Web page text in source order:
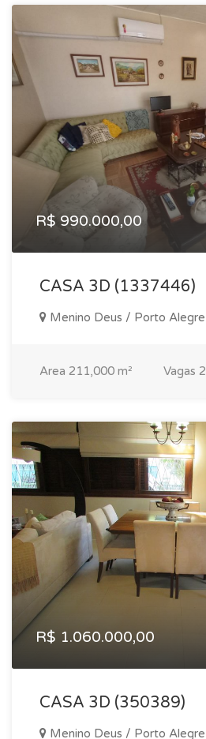
R$ 990.000,00
CASA 3D (1337446)
Menino Deus / Porto Alegre
Area 211,000 m² Vagas 2
R$ 1.060.000,00
CASA 3D (350389)
Menino Deus / Porto Alegre